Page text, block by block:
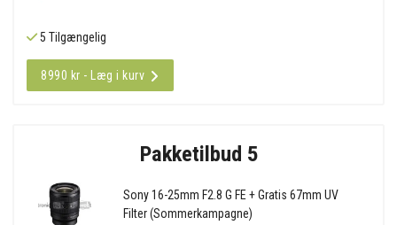
5 Tilgængelig
8990 kr - Læg i kurv
Pakketilbud 5
Sony 16-25mm F2.8 G FE + Gratis 67mm UV
Filter (Sommerkampagne)